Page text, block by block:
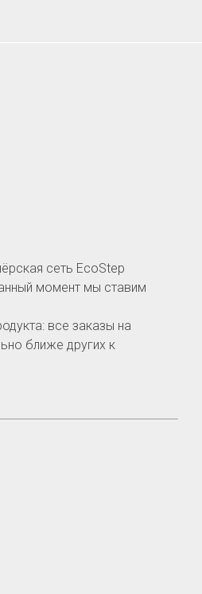
сеть EcoStep
момент мы ставим
все заказы на
ближе других к